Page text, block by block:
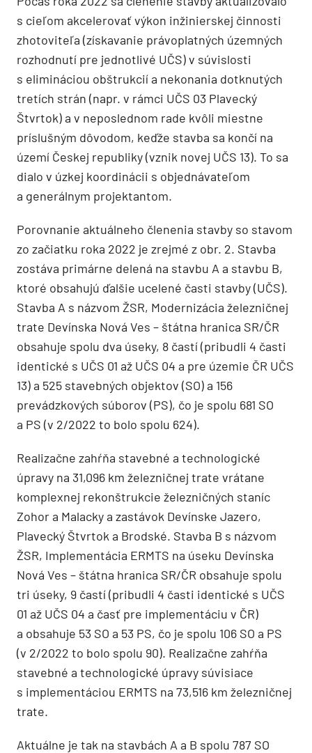
s cieľom akcelerovať výkon inžinierskej činnosti
zhotoviteľa (získavanie právoplatných územných
rozhodnutí pre jednotlivé UČS) v súvislosti
s elimináciou obštrukcií a nekonania dotknutých
tretích strán (napr. v rámci UČS 03 Plavecký
Štvrtok) a v neposlednom rade kvôli miestne
príslušným dôvodom, keďže stavba sa končí na
území Českej republiky (vznik novej UČS 13). To sa
dialo v úzkej koordinácii s objednávateľom
a generálnym projektantom.
Porovnanie aktuálneho členenia stavby so stavom
zo začiatku roka 2022 je zrejmé z obr. 2. Stavba
zostáva primárne delená na stavbu A a stavbu B,
ktoré obsahujú ďalšie ucelené časti stavby (UČS).
Stavba A s názvom ŽSR, Modernizácia železničnej
trate Devínska Nová Ves – štátna hranica SR/ČR
obsahuje spolu dva úseky, 8 častí (pribudli 4 časti
identické s UČS 01 až UČS 04 a pre územie ČR UČS
13) a 525 stavebných objektov (SO) a 156
prevádzkových súborov (PS), čo je spolu 681 SO
a PS (v 2/2022 to bolo spolu 624).
Realizačne zahŕňa stavebné a technologické
úpravy na 31,096 km železničnej trate vrátane
komplexnej rekonštrukcie železničných staníc
Zohor a Malacky a zastávok Devínske Jazero,
Plavecký Štvrtok a Brodské. Stavba B s názvom
ŽSR, Implementácia ERMTS na úseku Devínska
Nová Ves – štátna hranica SR/ČR obsahuje spolu
tri úseky, 9 častí (pribudli 4 časti identické s UČS
01 až UČS 04 a časť pre implementáciu v ČR)
a obsahuje 53 SO a 53 PS, čo je spolu 106 SO a PS
(v 2/2022 to bolo spolu 90). Realizačne zahŕňa
stavebné a technologické úpravy súvisiace
s implementáciou ERMTS na 73,516 km železničnej
trate.
Aktuálne je tak na stavbách A a B spolu 787 SO